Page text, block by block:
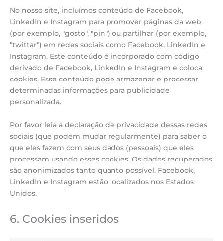
No nosso site, incluímos conteúdo de Facebook,
LinkedIn e Instagram para promover páginas da web
(por exemplo, "gosto", "pin") ou partilhar (por exemplo,
"twittar") em redes sociais como Facebook, LinkedIn e
Instagram. Este conteúdo é incorporado com código
derivado de Facebook, LinkedIn e Instagram e coloca
cookies. Esse conteúdo pode armazenar e processar
determinadas informações para publicidade
personalizada.
Por favor leia a declaração de privacidade dessas redes
sociais (que podem mudar regularmente) para saber o
que eles fazem com seus dados (pessoais) que eles
processam usando esses cookies. Os dados recuperados
são anonimizados tanto quanto possível. Facebook,
LinkedIn e Instagram estão localizados nos Estados
Unidos.
6. Cookies inseridos